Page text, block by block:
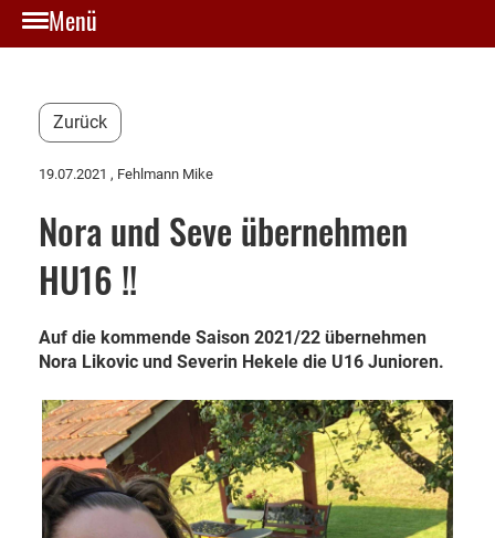
Menü
Zurück
19.07.2021 , Fehlmann Mike
Nora und Seve übernehmen
HU16 !!
Auf die kommende Saison 2021/22 übernehmen
Nora Likovic und Severin Hekele die U16 Junioren.